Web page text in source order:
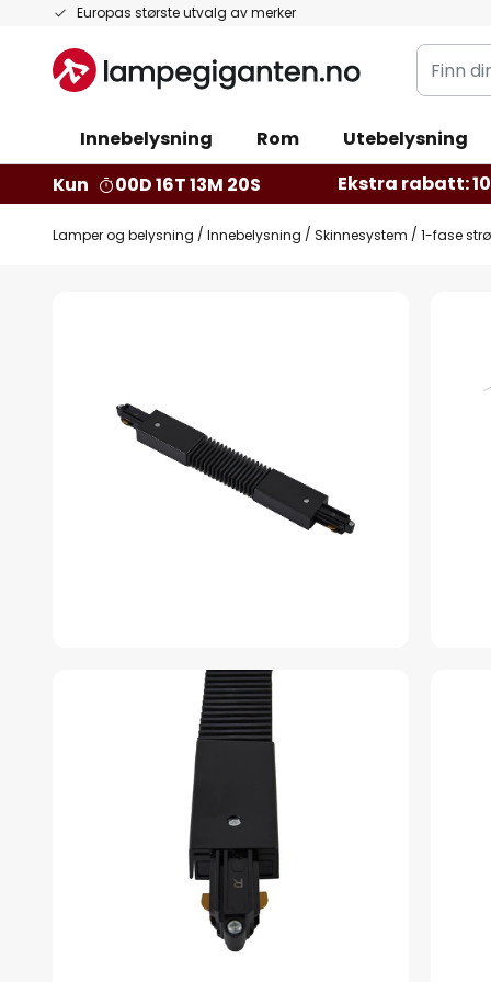
Europas største utvalg av merker
Hopp
innhold
Finn
din
Innebelysning Rom Utebelysning
Kun
00D 16T 13M 19S Ekstra rabatt: 10
Lamper og belysning Innebelysning Skinnesystem 1-fase
bildegalleri